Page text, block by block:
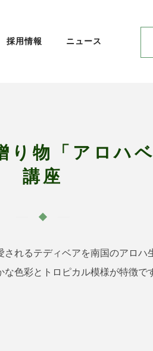
採用情報 ニュース
り物「アロハベ
講座
れるテディベアを南国のアロハ
色彩とトロピカル模様が特徴で